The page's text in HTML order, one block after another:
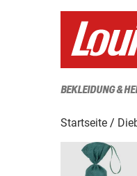
BEKLEIDUNG &
Startseite